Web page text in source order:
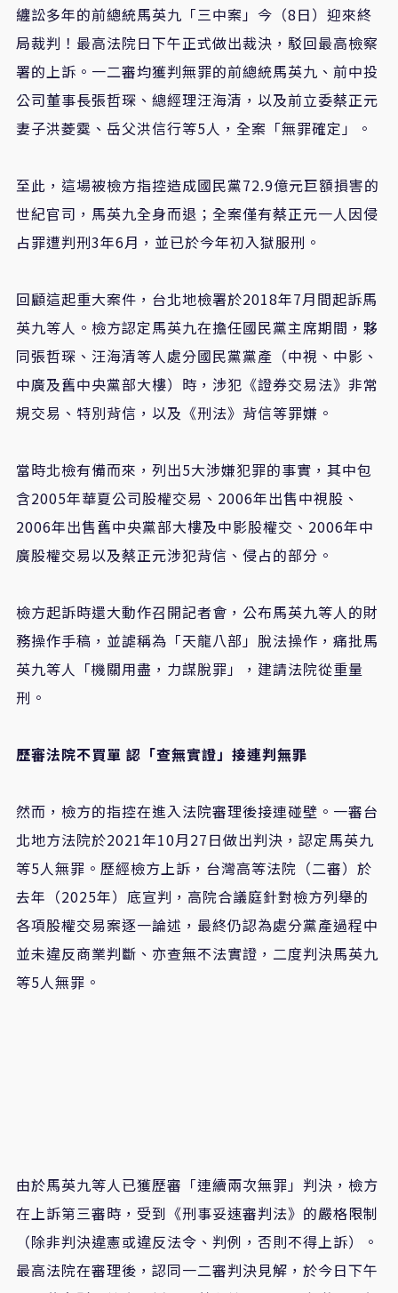
纏訟多年的前總統馬英九「三中案」今（8日）迎來終
局裁判！最高法院日下午正式做出裁決，駁回最高檢察
署的上訴。一二審均獲判無罪的前總統馬英九、前中投
公司董事長張哲琛、總經理汪海清，以及前立委蔡正元
妻子洪菱霙、岳父洪信行等5人，全案「無罪確定」。
至此，這場被檢方指控造成國民黨72.9億元巨額損害的
世紀官司，馬英九全身而退；全案僅有蔡正元一人因侵
占罪遭判刑3年6月，並已於今年初入獄服刑。
回顧這起重大案件，台北地檢署於2018年7月間起訴馬
英九等人。檢方認定馬英九在擔任國民黨主席期間，夥
同張哲琛、汪海清等人處分國民黨黨產（中視、中影、
中廣及舊中央黨部大樓）時，涉犯《證券交易法》非常
規交易、特別背信，以及《刑法》背信等罪嫌。
當時北檢有備而來，列出5大涉嫌犯罪的事實，其中包
含2005年華夏公司股權交易、2006年出售中視股、
2006年出售舊中央黨部大樓及中影股權交、2006年中
廣股權交易以及蔡正元涉犯背信、侵占的部分。
檢方起訴時還大動作召開記者會，公布馬英九等人的財
務操作手稿，並謔稱為「天龍八部」脫法操作，痛批馬
英九等人「機關用盡，力謀脫罪」，建請法院從重量
刑。
歷審法院不買單 認「查無實證」接連判無罪
然而，檢方的指控在進入法院審理後接連碰壁。一審台
北地方法院於2021年10月27日做出判決，認定馬英九
等5人無罪。歷經檢方上訴，台灣高等法院（二審）於
去年（2025年）底宣判，高院合議庭針對檢方列舉的
各項股權交易案逐一論述，最終仍認為處分黨產過程中
並未違反商業判斷、亦查無不法實證，二度判決馬英九
等5人無罪。
由於馬英九等人已獲歷審「連續兩次無罪」判決，檢方
在上訴第三審時，受到《刑事妥速審判法》的嚴格限制
（除非判決違憲或違反法令、判例，否則不得上訴）。
最高法院在審理後，認同一二審判決見解，於今日下午